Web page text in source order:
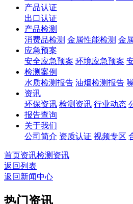
产品认证
出口认证
产品检测
消费品检测 金属性能检测 金
应急预案
安全应急预案 环境应急预案
检测案例
水质检测报告 油烟检测报告
资讯
环保资讯 检测资讯 行业动态
报告查询
关于我们
公司简介 资质认证 视频专区
首页资讯检测资讯
返回列表
返回新闻中心
热门资讯